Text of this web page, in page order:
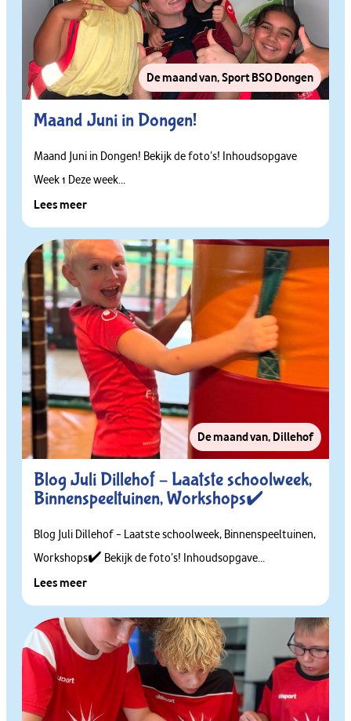
De maand van,Sport BSO Dongen
Maand Juni in Dongen!
Maand Juni in Dongen! Bekijk de foto’s! Inhoudsopgave
Week 1 Deze week...
Lees meer
De maand van, Dillehof
Blog Juli Dillehof – Laatste schoolweek,
Binnenspeeltuinen, Workshops✔️
Blog Juli Dillehof – Laatste schoolweek, Binnenspeeltuinen,
Workshops✔️ Bekijk de foto’s! Inhoudsopgave...
Lees meer